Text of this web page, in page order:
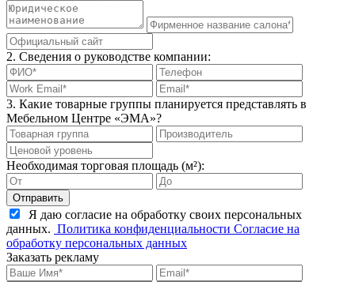
2. Сведения о руководстве компании:
3. Какие товарные группы планируется представлять в
Мебельном Центре «ЭМА»?
Необходимая торговая площадь (м²):
Отправить
Я даю согласие на обработку своих персональных
данных. Политика конфиденциальности Согласие на
обработку персональных данных
Заказать рекламу